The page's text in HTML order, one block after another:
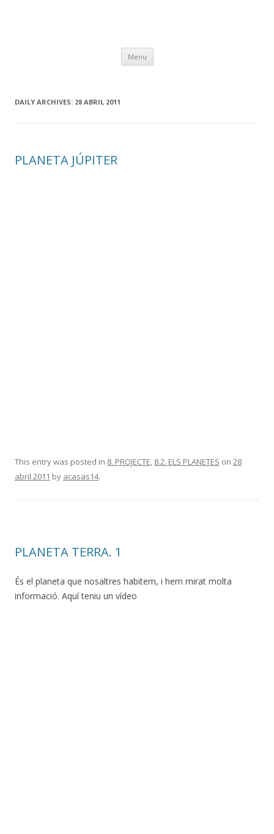
Menu Skip
content
DAILY ARCHIVES: 28 ABRIL 2011
PLANETA JÚPITER
This entry was posted in 8. PROJECTE, 8.2. ELS PLANETES on 28
abril 2011 by acasas14.
PLANETA TERRA. 1
És el planeta que nosaltres habitem, i hem mirat molta
informació. Aquí teniu un vídeo